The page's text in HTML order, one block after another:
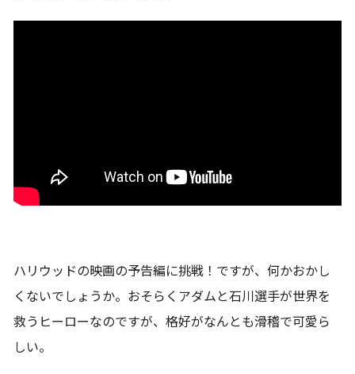
ハリウッドの映画の予告編に挑戦！ですが、何かおかし
くないでしょうか。おそらくアダムと石川選手が世界を
救うヒーローなのですが、格好がなんとも滑稽で可愛ら
しい。